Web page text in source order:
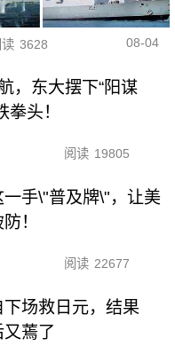
3628 08-04
，东大摆下“阳谋
拳头！
阅读 19805
一手\"普及牌\"，让美
！
阅读 22677
场救日元，结果
蔫了